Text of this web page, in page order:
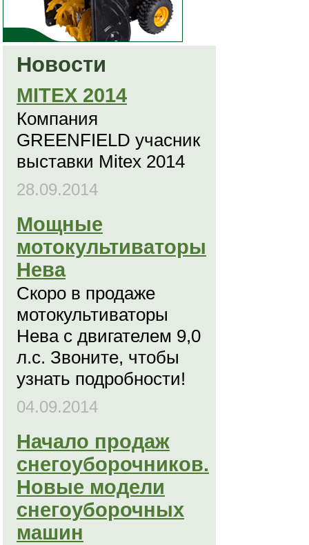
Новости
MITEX 2014
Компания
GREENFIELD учасник
выставки Mitex 2014
28.09.2014
Мощные
мотокультиваторы
Нева
Скоро в продаже
мотокультиваторы
Нева с двигателем 9,0
л.с. Звоните, чтобы
узнать подробности!
04.09.2014
Начало продаж
снегоуборочников.
Новые модели
снегоуборочных
машин